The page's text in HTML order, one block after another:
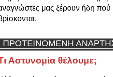
μας ξέρουν ήδη πού
ΠΡΟΤΕΙΝΟΜΕΝΗ
Αστυνομία θέλουμε;